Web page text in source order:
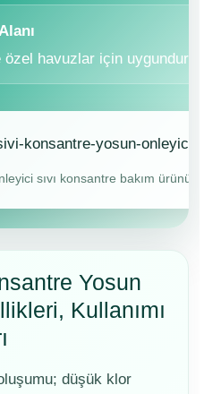
havuzlar için uygundur.
sıvı konsantre bakım ürünü
Yosun
Kullanımı
düşük klor